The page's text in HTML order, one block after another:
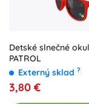
Detské slnečné
PATROL
Externý sklad ?
3,80 €